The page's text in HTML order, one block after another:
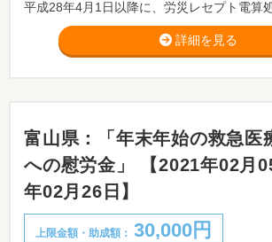
詳細を見る
富山県：「年末年始の救急医
への慰労金」 【2021年02月
年02月26日】
上限金額・助成額： 30,000円